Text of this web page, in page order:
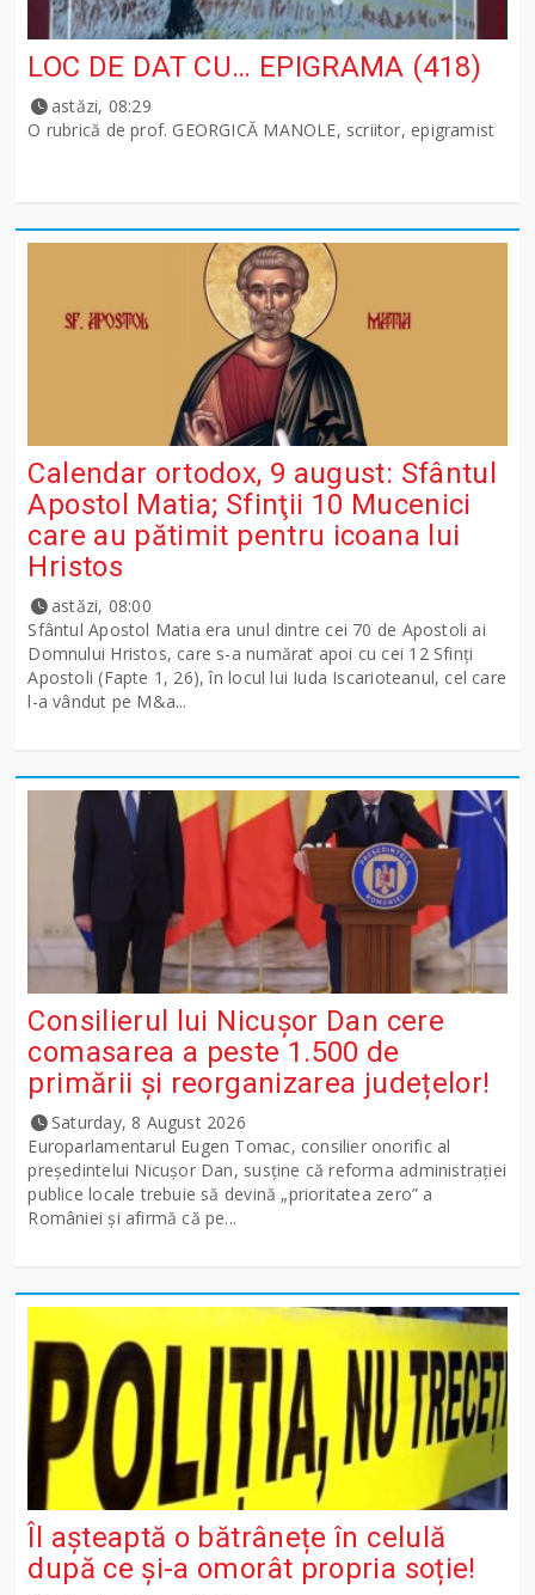
LOC DE DAT CU… EPIGRAMA (418)
astăzi, 08:29
O rubrică de prof. GEORGICĂ MANOLE, scriitor, epigramist
Calendar ortodox, 9 august: Sfântul
Apostol Matia; Sfinţii 10 Mucenici
care au pătimit pentru icoana lui
Hristos
astăzi, 08:00
Sfântul Apostol Matia era unul dintre cei 70 de Apostoli ai
Domnului Hristos, care s-a numărat apoi cu cei 12 Sfinţi
Apostoli (Fapte 1, 26), în locul lui Iuda Iscarioteanul, cel care
l-a vândut pe M&a...
Consilierul lui Nicușor Dan cere
comasarea a peste 1.500 de
primării și reorganizarea județelor!
Saturday, 8 August 2026
Europarlamentarul Eugen Tomac, consilier onorific al
președintelui Nicușor Dan, susține că reforma administrației
publice locale trebuie să devină „prioritatea zero” a
României și afirmă că pe...
Îl așteaptă o bătrânețe în celulă
după ce și-a omorât propria soție!